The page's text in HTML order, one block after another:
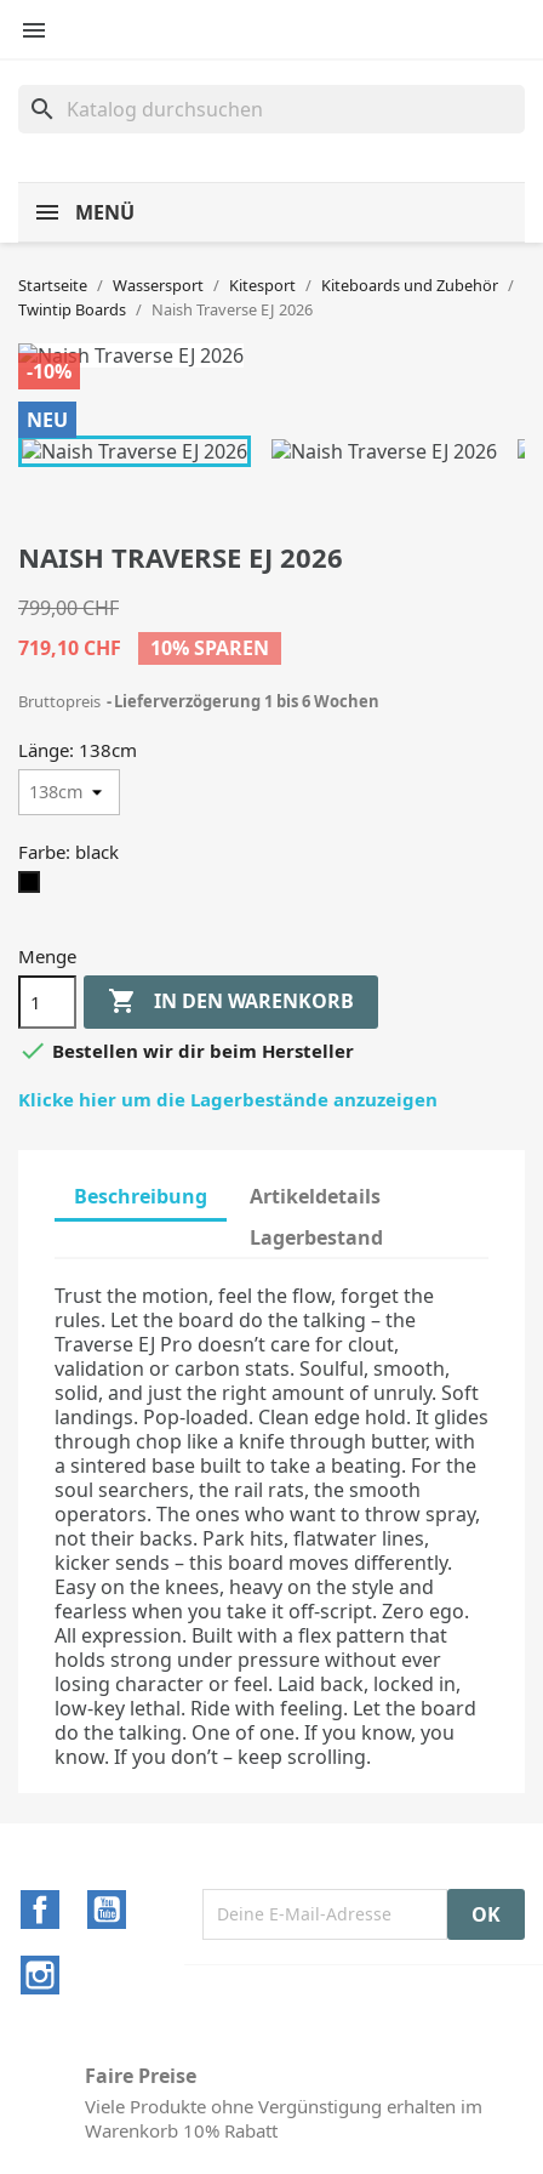

search
MENÜ
Startseite Wassersport Kitesport
Kiteboards und Zubehör
Twintip Boards
Naish Traverse EJ 2026
-10%
NEU
NAISH TRAVERSE EJ 2026
799,00 CHF
719,10 CHF
10% SPAREN
Bruttopreis Lieferverzögerung 1 bis 6 Wochen
Länge: 138cm
Farbe: black
Menge
 IN DEN WARENKORB
 Bestellen wir dir beim Hersteller
Klicke hier um die Lagerbestände anzuzeigen
Beschreibung
Artikeldetails
Lagerbestand
Trust the motion, feel the flow, forget the
rules. Let the board do the talking – the
Traverse EJ Pro doesn’t care for clout,
validation or carbon stats. Soulful, smooth,
solid, and just the right amount of unruly. Soft
landings. Pop-loaded. Clean edge hold. It glides
through chop like a knife through butter, with
a sintered base built to take a beating. For the
soul searchers, the rail rats, the smooth
operators. The ones who want to throw spray,
not their backs. Park hits, flatwater lines,
kicker sends – this board moves differently.
Easy on the knees, heavy on the style and
fearless when you take it off-script. Zero ego.
All expression. Built with a flex pattern that
holds strong under pressure without ever
losing character or feel. Laid back, locked in,
low-key lethal. Ride with feeling. Let the board
do the talking. One of one. If you know, you
know. If you don’t – keep scrolling.
Facebook
Faire Preise
Viele Produkte ohne Vergünstigung erhalten im
Warenkorb 10% Rabatt